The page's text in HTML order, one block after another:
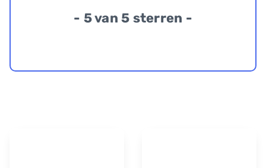
- 5 van 5 sterren -